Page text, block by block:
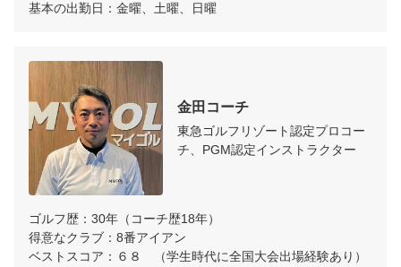
基本の出勤日：金曜、土曜、日曜
金田コーチ
東急ゴルフリゾート認定プロコー
チ、PGM認定インストラクター
ゴルフ歴：30年（コーチ歴18年）
得意なクラブ：8番アイアン
ベストスコア：６８　（学生時代に全国大会出場経験あり）